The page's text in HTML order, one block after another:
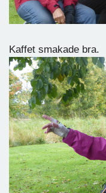
Kaffet smakade bra.